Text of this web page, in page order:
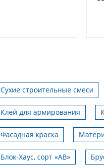
Сухие строительные смеси
Клей для армирования
Фасадная краска
Блок-Хаус, сорт «АВ»